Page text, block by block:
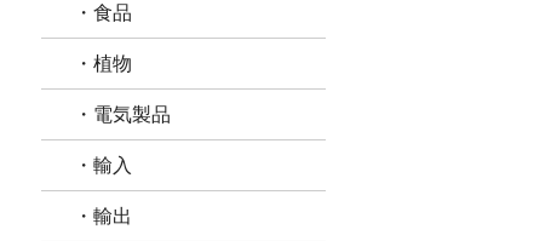
・食品
・植物
・電気製品
・輸入
・輸出